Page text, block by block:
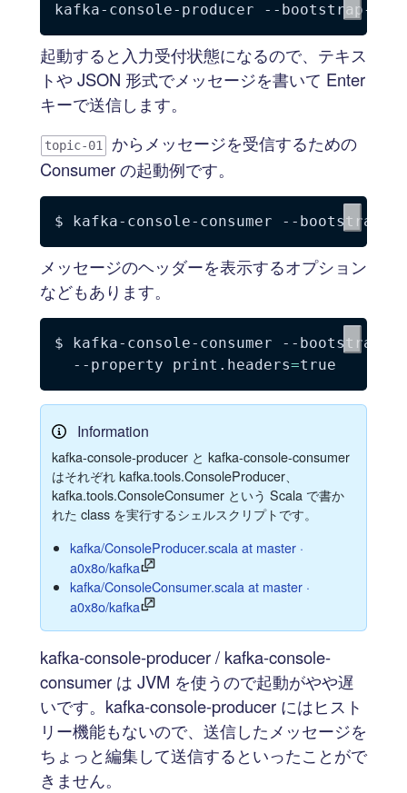
kafka-console-producer --bootstrap-
起動すると入力受付状態になるので、テキス
トや JSON 形式でメッセージを書いて Enter
キーで送信します。
topic-01
からメッセージを受信するための
Consumer の起動例です。
$ kafka-console-consumer --
メッセージのヘッダーを表示するオプション
などもあります。
$ kafka-console-consumer --
--property
print.headers=
Information
kafka-console-producer と kafka-console-consumer
はそれぞれ kafka.tools.ConsoleProducer、
kafka.tools.ConsoleConsumer という Scala で書か
れた class を実行するシェルスクリプトです。
kafka/ConsoleProducer.scala at master ·
a0x8o/kafka
kafka/ConsoleConsumer.scala at master ·
a0x8o/kafka
kafka-console-producer / kafka-console-
consumer は JVM を使うので起動がやや遅
いです。kafka-console-producer にはヒスト
リー機能もないので、送信したメッセージを
ちょっと編集して送信するといったことがで
きません。